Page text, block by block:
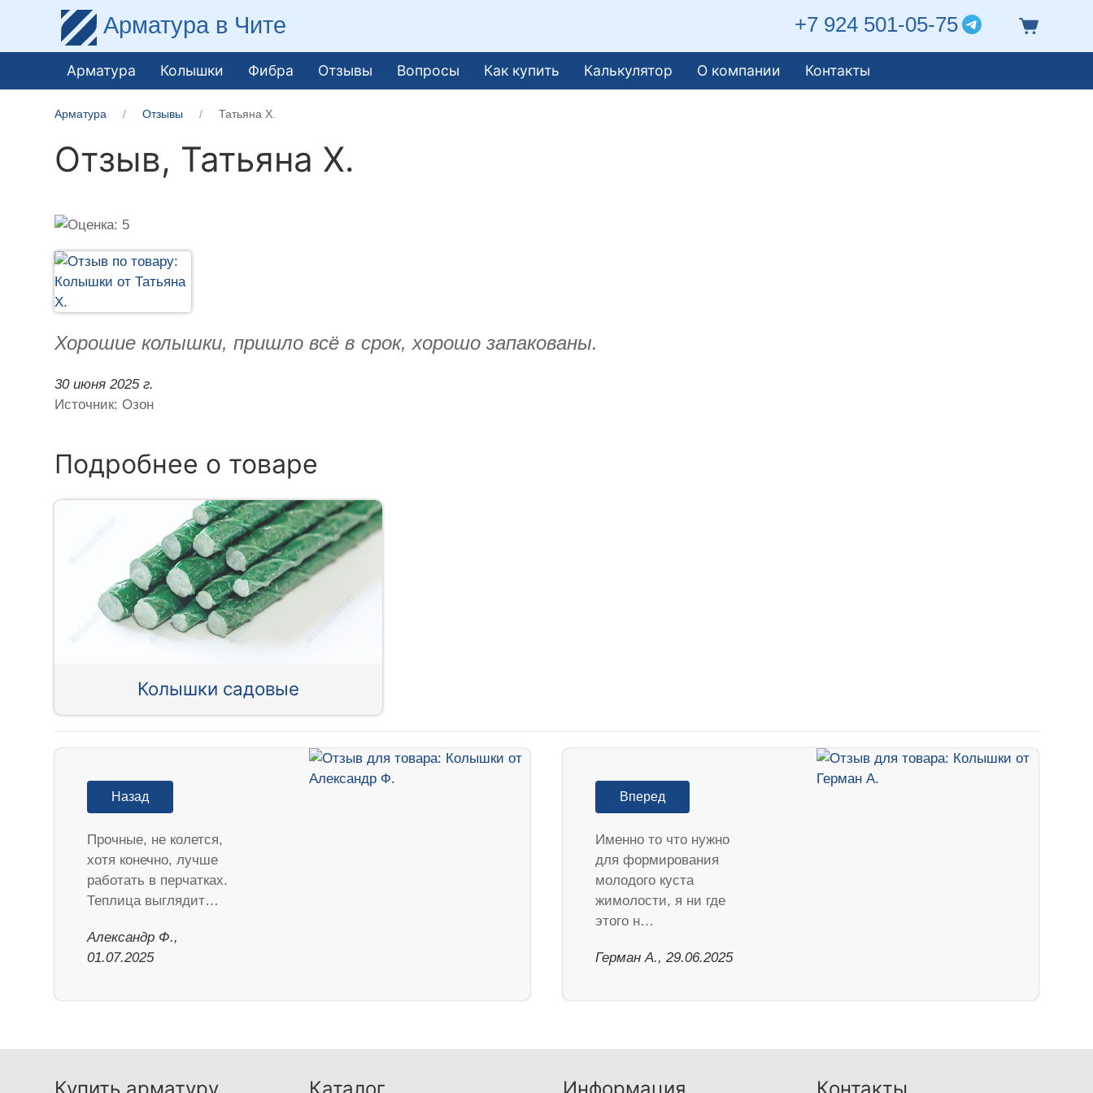
Арматура в Чите +7 924 501-05-75
Арматура Колышки Фибра Отзывы Вопросы Как купить Калькулятор О компании Контакты
Арматура Отзывы Татьяна Х.
Отзыв, Татьяна Х.
Хорошие колышки, пришло всё в срок, хорошо запакованы.
30 июня 2025 г.
Источник: Озон
Подробнее о товаре
Колышки садовые
Назад
Прочные, не колется,
хотя конечно, лучше
работать в перчатках.
Теплица выглядит…
Александр Ф.,
01.07.2025
Вперед
Именно то что нужно
для формирования
молодого куста
жимолости, я ни где
этого н…
Герман А., 29.06.2025
Купить арматуру Каталог Информация Контакты